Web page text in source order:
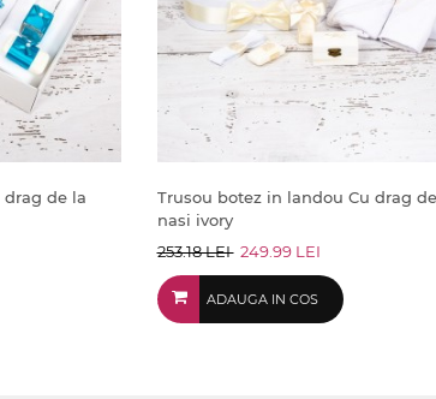
drag de la
Trusou botez in landou Cu drag
nasi ivory
253.18 LEI 249.99 LEI
ADAUGA IN COS